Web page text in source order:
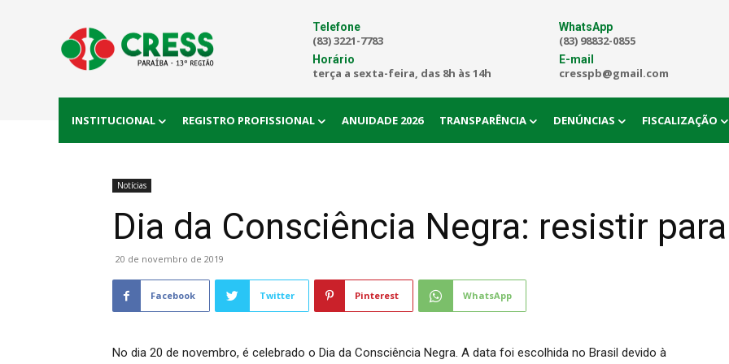
Telefone
(83) 3221-7783
Horário
terça a sexta-feira, das 8h às 14h
WhatsApp
(83) 98832-0855
E-mail
cresspb@gmail.com
INSTITUCIONAL REGISTRO PROFISSIONAL ANUIDADE 2026 TRANSPARÊNCIA DENÚNCIAS FISCALIZAÇÃO
Notícias
Dia da Consciência Negra: resistir
20 de novembro de 2019
Facebook Twitter Pinterest WhatsApp
No dia 20 de novembro, é celebrado o Dia da Consciência Negra. A data foi escolhida no Brasil devido à